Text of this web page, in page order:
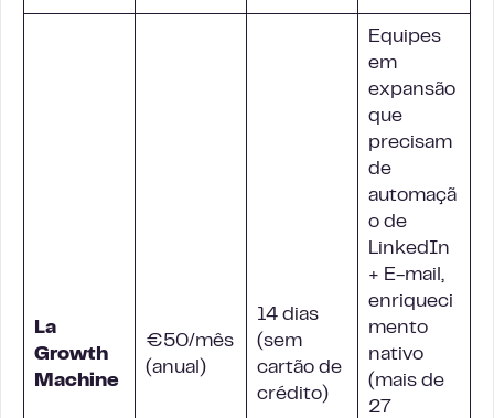
La
Growth
Machine
€50/mês
(anual)
14 dias
(sem
cartão de
crédito)
Equipes
em
expansão
que
precisam
de
automaçã
o de
LinkedIn
+ E-mail,
enriqueci
mento
nativo
(mais de
27